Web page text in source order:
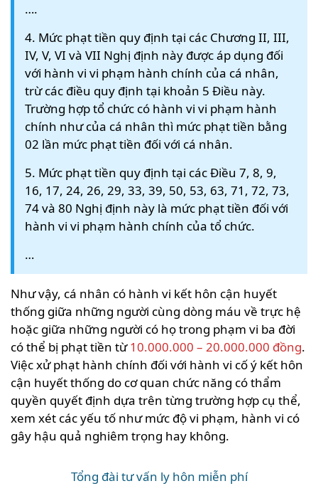
….
4. Mức phạt tiền quy định tại các Chương II, III,
IV, V, VI và VII Nghị định này được áp dụng đối
với hành vi vi phạm hành chính của cá nhân,
trừ các điều quy định tại khoản 5 Điều này.
Trường hợp tổ chức có hành vi vi phạm hành
chính như của cá nhân thì mức phạt tiền bằng
02 lần mức phạt tiền đối với cá nhân.
5. Mức phạt tiền quy định tại các Điều 7, 8, 9,
16, 17, 24, 26, 29, 33, 39, 50, 53, 63, 71, 72, 73,
74 và 80 Nghị định này là mức phạt tiền đối với
hành vi vi phạm hành chính của tổ chức.
…
Như vậy, cá nhân có hành vi kết hôn cận huyết
thống giữa những người cùng dòng máu về trực hệ
hoặc giữa những người có họ trong phạm vi ba đời
có thể bị phạt tiền từ10.000.000 – 20.000.000 đồng.
Việc xử phạt hành chính đối với hành vi cố ý kết hôn
cận huyết thống do cơ quan chức năng có thẩm
quyền quyết định dựa trên từng trường hợp cụ thể,
xem xét các yếu tố như mức độ vi phạm, hành vi có
gây hậu quả nghiêm trọng hay không.
Tổng đài tư vấn ly hôn miễn phí